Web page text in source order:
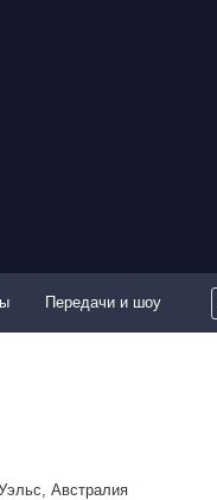
Передачи и шоу
Австралия